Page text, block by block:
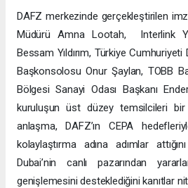
DAFZ merkezinde gerçekleştirilen
Müdürü Amna Lootah, Interlink
Bessam Yıldırım, Türkiye
Başkonsolosu Onur Şaylan, TOBB
Bölgesi Sanayi Odası Başkanı
kuruluşun üst düzey temsilcileri
anlaşma, DAFZ’ın CEPA
kolaylaştırma adına adımlar
Dubai’nin canlı pazarından
genişlemesini desteklediğini kanıtlar